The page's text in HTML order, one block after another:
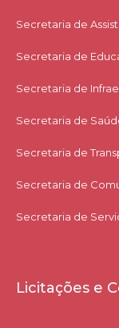
Secretaria de
Secretaria de
Secretaria de
Secretaria de
Secretaria de
Secretaria de
Secretaria de
Licitações e